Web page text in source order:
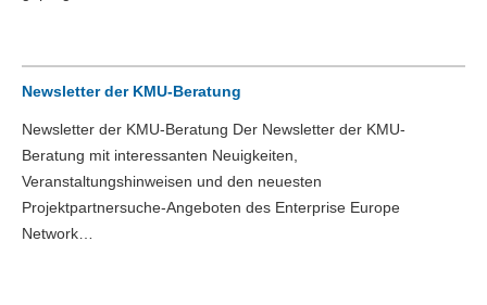
Newsletter der KMU-Beratung
Newsletter der KMU-Beratung Der Newsletter der KMU-
Beratung mit interessanten Neuigkeiten,
Veranstaltungshinweisen und den neuesten
Projektpartnersuche-Angeboten des Enterprise Europe
Network…